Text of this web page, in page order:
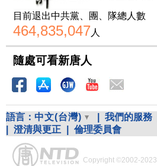
目前退出中共黨、團、隊總人數
464,835,047人
隨處可看新唐人
語言： 中文(台灣) 我們的服務
澄清與更正 倫理委員會
Copyright ©2002-2023